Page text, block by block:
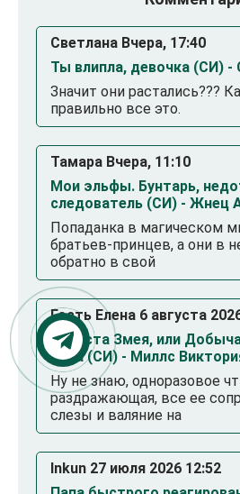
Светлана Вчера, 17:40
Ты влипла, девочка (СИ) -
Значит они растались???
правильно все это.
Тамара Вчера, 11:10
Мои эльфы. Бунтарь,
следователь (СИ) - Жнец
Попаданка в магическом
братьев-принцев, а они в
обратно в свой
Гость Елена 6 августа
Невеста Змея, или
Нага (СИ) - Миллс
Ну не знаю, одноразовое
раздражающая, все ее
слезы и валяние на
Inkun 27 июля 2026 12:52